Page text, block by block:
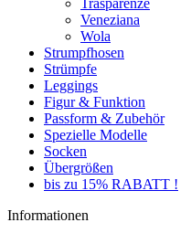
Trasparenze
Veneziana
Wola
Strumpfhosen
Strümpfe
Leggings
Figur & Funktion
Passform & Zubehör
Spezielle Modelle
Socken
Übergrößen
bis zu 15% RABATT !
Informationen